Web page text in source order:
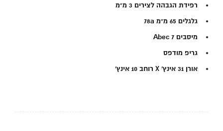
רפידת הגבהה לצירים 3 מ”מ
גלגלים 65 מ”מ 78a
מיסבים Abec 7
גריפ מודפס
אורן 31 אינץ’ X רוחב 10 אינץ’